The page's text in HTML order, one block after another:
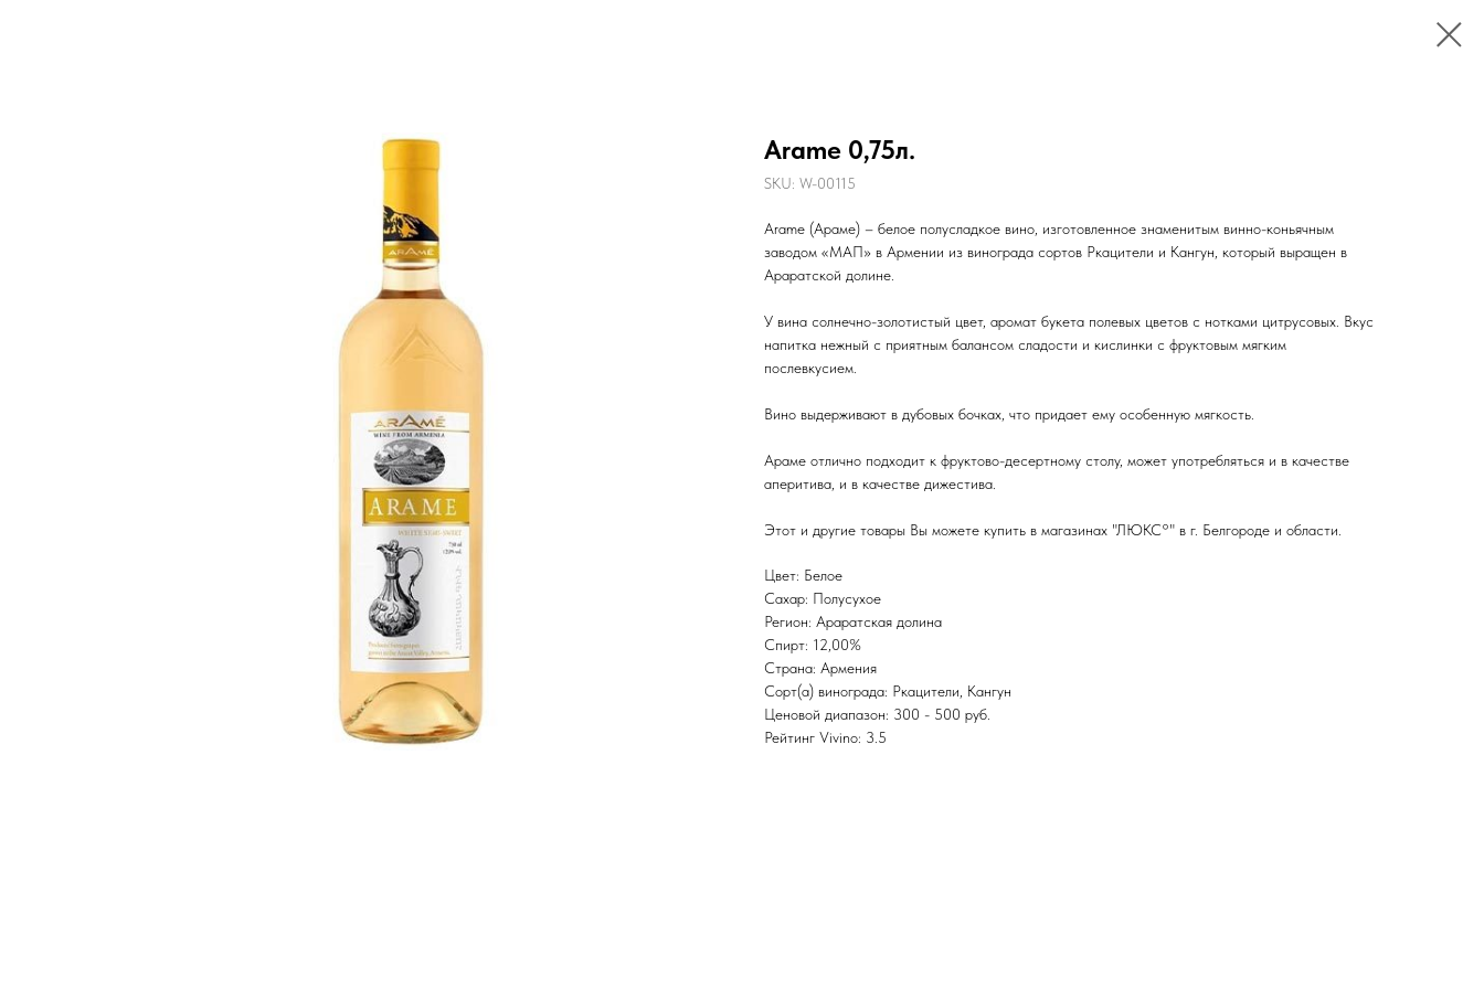
Arame 0,75л.
SKU: W-00115
Arame (Араме) – белое полусладкое вино, изготовленное знаменитым винно-коньячным
заводом «МАП» в Армении из винограда сортов Ркацители и Кангун, который выращен в
Араратской долине.
У вина солнечно-золотистый цвет, аромат букета полевых цветов с нотками цитрусовых. Вкус
напитка нежный с приятным балансом сладости и кислинки с фруктовым мягким
послевкусием.
Вино выдерживают в дубовых бочках, что придает ему особенную мягкость.
Араме отлично подходит к фруктово-десертному столу, может употребляться и в качестве
аперитива, и в качестве дижестива.
Этот и другие товары Вы можете купить в магазинах "ЛЮКС°" в г. Белгороде и области.
Цвет: Белое
Сахар: Полусухое
Регион: Араратская долина
Спирт: 12,00%
Страна: Армения
Сорт(а) винограда: Ркацители, Кангун
Ценовой диапазон: 300 - 500 руб.
Рейтинг Vivino: 3.5